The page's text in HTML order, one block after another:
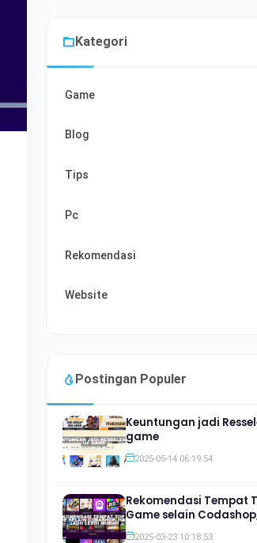
Kategori
Game
Blog
Tips
Pc
Rekomendasi
Website
Postingan Populer
Keuntungan jadi
game
2025-05-14 06:19:54
Rekomendasi Tempat
Game selain
Jauh lebih Murah
2025-03-23 10:18:53